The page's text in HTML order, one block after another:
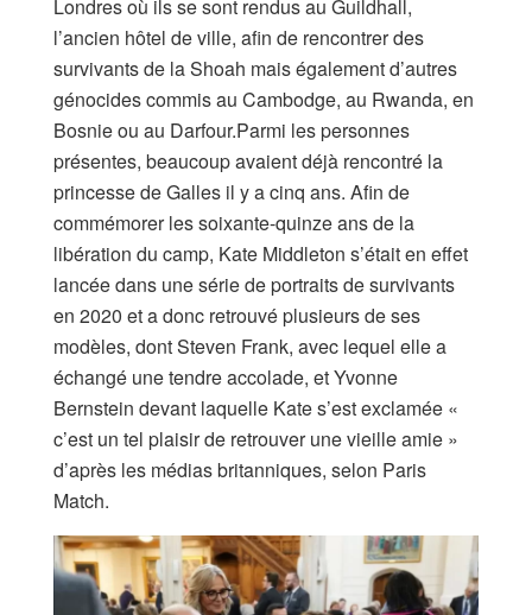
Londres où ils se sont rendus au Guildhall,
l’ancien hôtel de ville, afin de rencontrer des
survivants de la Shoah mais également d’autres
génocides commis au Cambodge, au Rwanda, en
Bosnie ou au Darfour.Parmi les personnes
présentes, beaucoup avaient déjà rencontré la
princesse de Galles il y a cinq ans. Afin de
commémorer les soixante-quinze ans de la
libération du camp, Kate Middleton s’était en effet
lancée dans une série de portraits de survivants
en 2020 et a donc retrouvé plusieurs de ses
modèles, dont Steven Frank, avec lequel elle a
échangé une tendre accolade, et Yvonne
Bernstein devant laquelle Kate s’est exclamée «
c’est un tel plaisir de retrouver une vieille amie »
d’après les médias britanniques, selon Paris
Match.